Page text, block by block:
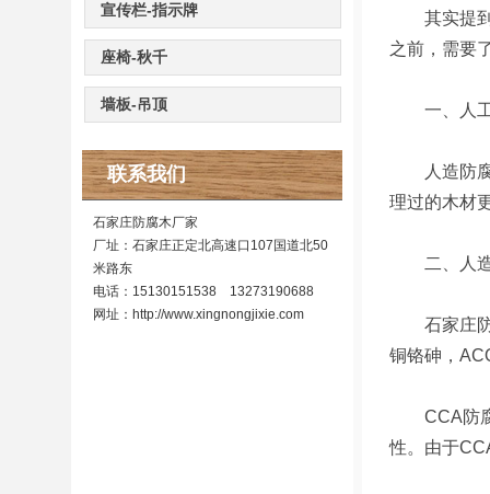
宣传栏-指示牌
座椅-秋千
墙板-吊顶
联系我们
石家庄防腐木厂家
厂址：石家庄正定北高速口107国道北50
米路东
电话：15130151538 13273190688
网址： http://www.xingnongjixie.com
其实提到
之前，需要
一、人工
人造防腐
理过的木材
二、人造
石家庄防
铜铬砷，
CCA防腐
性。由于